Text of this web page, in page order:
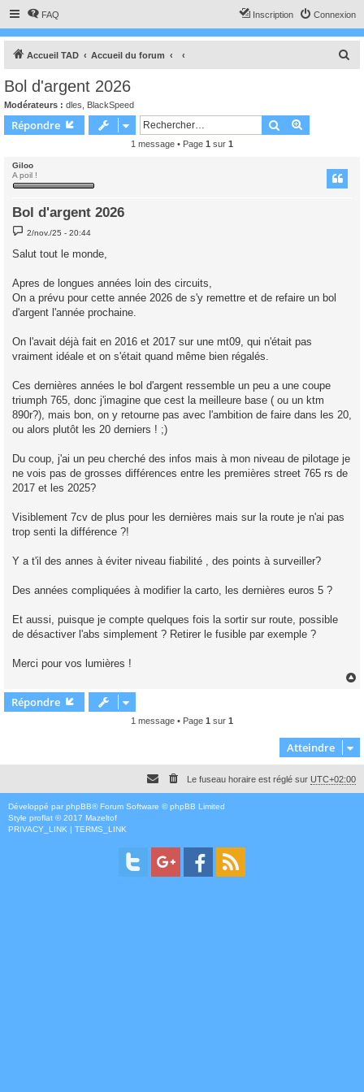
FAQ Connexion
Inscription
Accueil TAD Accueil du forum
Bol d'argent 2026
Modérateurs : dles BlackSpeed
Répondre Rechercher
1 message • Page 1 sur 1
Giloo
A poil !
Bol d'argent 2026
M
e
s
s
e
2/nov./25 - 20:44
Salut tout le monde,
Apres de longues années loin des circuits,
On a prévu pour cette année 2026 de s'y remettre et de refaire un bol
d'argent l'année prochaine.
On l'avait déjà fait en 2016 et 2017 sur une mt09, qui n'était pas
vraiment idéale et on s'était quand même bien régalés.
Ces dernières années le bol d'argent ressemble un peu a une coupe
triumph 765, donc j'imagine que cest la meilleure base ( ou un ktm
890r?), mais bon, on y retourne pas avec l'ambition de faire dans les 20,
ou alors plutôt les 20 derniers ! ;)
Du coup, j'ai un peu cherché des infos mais à mon niveau de pilotage je
ne vois pas de grosses différences entre les premières street 765 rs de
2017 et les 2025?
Visiblement 7cv de plus pour les dernières mais sur la route je n'ai pas
trop senti la différence ?!
Y a t'il des annes à éviter niveau fiabilité , des points à surveiller?
Des années compliquées à modifier la carto, les dernières euros 5 ?
Et aussi, puisque je compte quelques fois la sortir sur route, possible
de désactiver l'abs simplement ? Retirer le fusible par exemple ?
Merci pour vos lumières !
Répondre
1 message • Page 1 sur 1
Atteindre
Le fuseau horaire est réglé sur UTC+02:00
Développé par phpBB® Forum Software © phpBB Limited
Style proflat © 2017 Mazeltof
PRIVACY_LINK | TERMS_LINK